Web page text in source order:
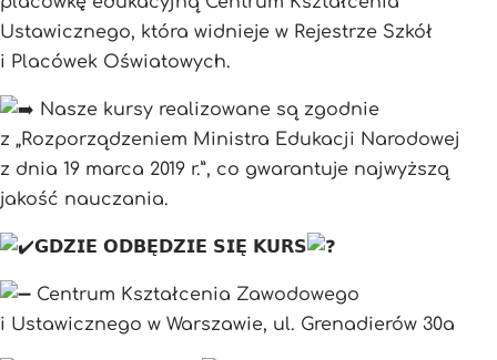
Ustawicznego, która widnieje w Rejestrze Szkół
i Placówek Oświatowych.
Nasze kursy realizowane są zgodnie
z „Rozporządzeniem Ministra Edukacji Narodowej
z dnia 19 marca 2019 r.”, co gwarantuje najwyższą
jakość nauczania.
𝗚𝗗𝗭𝗜𝗘 𝗢𝗗𝗕𝗘̨𝗗𝗭𝗜𝗘 𝗦𝗜𝗘̨ 𝗞𝗨𝗥𝗦
Centrum Kształcenia Zawodowego
i Ustawicznego w Warszawie, ul. Grenadierów 30a